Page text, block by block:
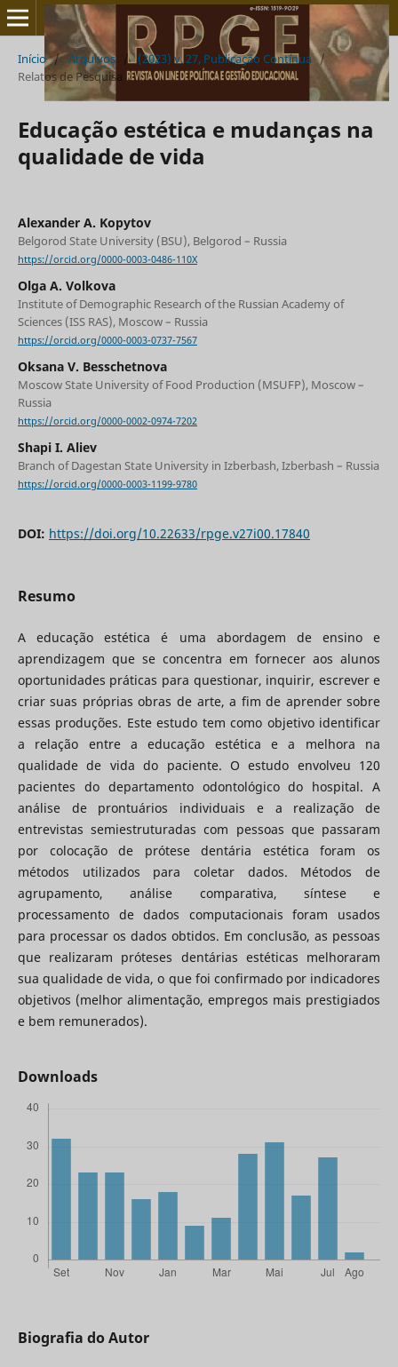
Início / Arquivos / (2023) v. 27, Publicação Contínua /
Relatos de Pesquisa
Educação estética e mudanças na
qualidade de vida
Alexander A. Kopytov
Belgorod State University (BSU), Belgorod – Russia
https://orcid.org/0000-0003-0486-110X
Olga А. Volkova
Institute of Demographic Research of the Russian Academy of
Sciences (ISS RAS), Moscow – Russia
https://orcid.org/0000-0003-0737-7567
Oksana V. Besschetnova
Moscow State University of Food Production (MSUFP), Moscow –
Russia
https://orcid.org/0000-0002-0974-7202
Shapi I. Aliev
Branch of Dagestan State University in Izberbash, Izberbash – Russia
https://orcid.org/0000-0003-1199-9780
DOI: https://doi.org/10.22633/rpge.v27i00.17840
Resumo
A educação estética é uma abordagem de ensino e
aprendizagem que se concentra em fornecer aos alunos
oportunidades práticas para questionar, inquirir, escrever e
criar suas próprias obras de arte, a fim de aprender sobre
essas produções. Este estudo tem como objetivo identificar
a relação entre a educação estética e a melhora na
qualidade de vida do paciente. O estudo envolveu 120
pacientes do departamento odontológico do hospital. A
análise de prontuários individuais e a realização de
entrevistas semiestruturadas com pessoas que passaram
por colocação de prótese dentária estética foram os
métodos utilizados para coletar dados. Métodos de
agrupamento, análise comparativa, síntese e
processamento de dados computacionais foram usados
para processar os dados obtidos. Em conclusão, as pessoas
que realizaram próteses dentárias estéticas melhoraram
sua qualidade de vida, o que foi confirmado por indicadores
objetivos (melhor alimentação, empregos mais prestigiados
e bem remunerados).
Downloads
Biografia do Autor